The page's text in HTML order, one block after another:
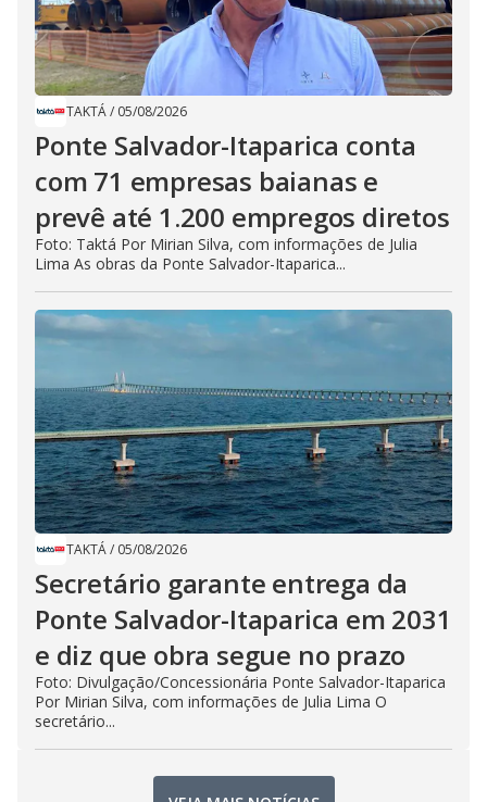
TAKTÁ/ 05/08/2026
Ponte Salvador-Itaparica conta
com 71 empresas baianas e
prevê até 1.200 empregos diretos
Foto: Taktá Por Mirian Silva, com informações de Julia
Lima As obras da Ponte Salvador-Itaparica...
TAKTÁ/ 05/08/2026
Secretário garante entrega da
Ponte Salvador-Itaparica em 2031
e diz que obra segue no prazo
Foto: Divulgação/Concessionária Ponte Salvador-Itaparica
Por Mirian Silva, com informações de Julia Lima O
secretário...